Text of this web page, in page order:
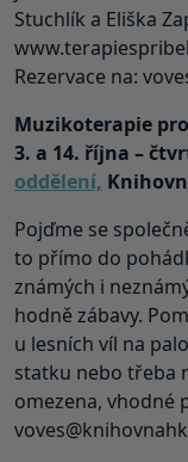
Stuchlík a Eliška
Rezervace na:
Muzikoterapie
3. a 14. října –
oddělení,
Pojďme se
to přímo do
známých i
hodně zábavy.
u lesních víl na
statku nebo třeba
omezena, vhodné